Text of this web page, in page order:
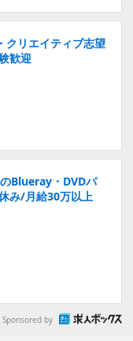
クリエイティブ志望
歓迎
Blueray・DVDパ
み/月給30万以上
Sponsored by